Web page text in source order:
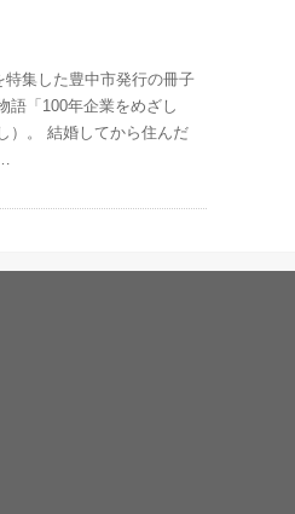
集した豊中市発行の冊子
語「100年企業をめざし
）。 結婚してから住んだ